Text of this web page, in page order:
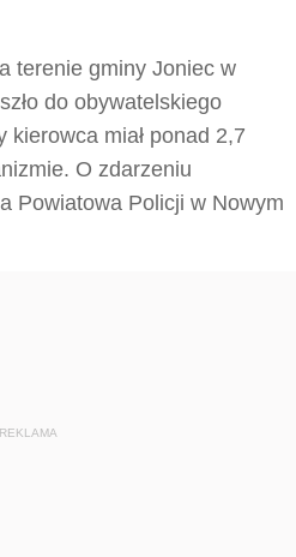
terenie gminy Joniec w
do obywatelskiego
miał ponad 2,7
O zdarzeniu
Powiatowa Policji w Nowym
REKLAMA